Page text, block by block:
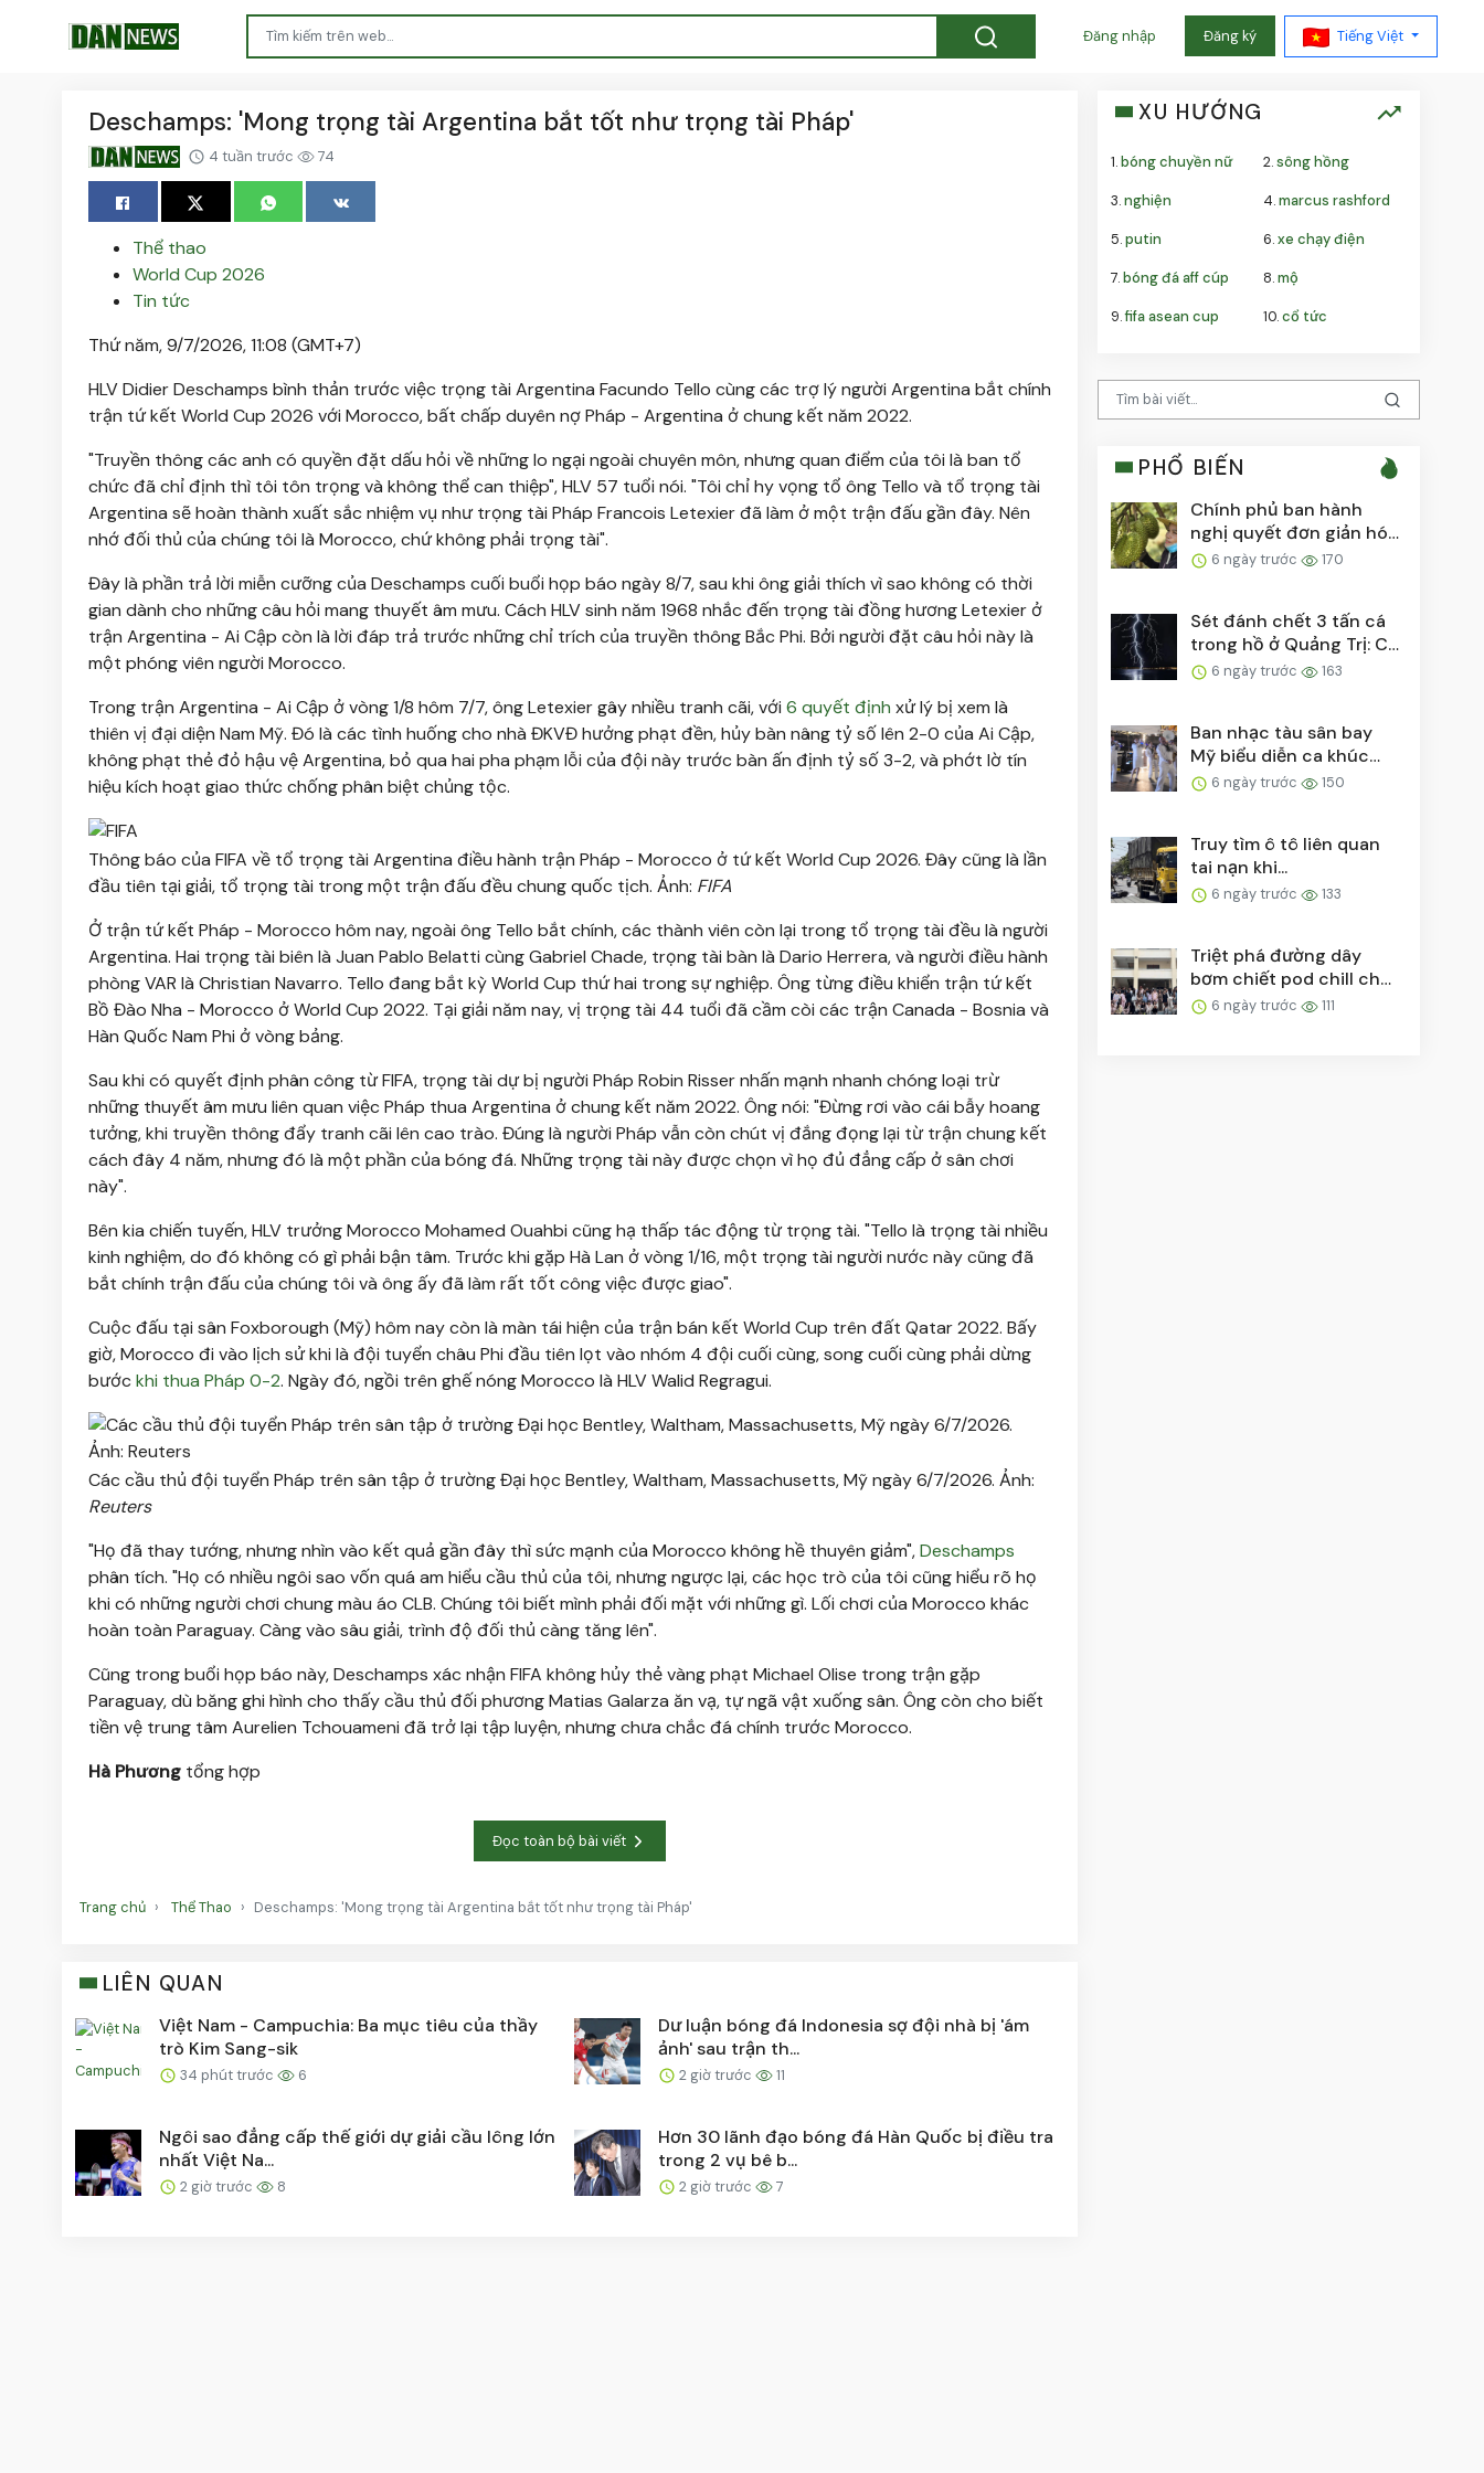
Đăng nhập Đăng ký Tiếng Việt
Deschamps: 'Mong trọng tài Argentina bắt tốt như trọng tài Pháp'
4 tuần trước 74
Thể thao
World Cup 2026
Tin tức
Thứ năm, 9/7/2026, 11:08 (GMT+7)
HLV Didier Deschamps bình thản trước việc trọng tài Argentina Facundo Tello cùng các trợ lý người Argentina bắt chính
trận tứ kết World Cup 2026 với Morocco, bất chấp duyên nợ Pháp - Argentina ở chung kết năm 2022.
"Truyền thông các anh có quyền đặt dấu hỏi về những lo ngại ngoài chuyên môn, nhưng quan điểm của tôi là ban tổ
chức đã chỉ định thì tôi tôn trọng và không thể can thiệp", HLV 57 tuổi nói. "Tôi chỉ hy vọng tổ ông Tello và tổ trọng tài
Argentina sẽ hoàn thành xuất sắc nhiệm vụ như trọng tài Pháp Francois Letexier đã làm ở một trận đấu gần đây. Nên
nhớ đối thủ của chúng tôi là Morocco, chứ không phải trọng tài".
Đây là phần trả lời miễn cưỡng của Deschamps cuối buổi họp báo ngày 8/7, sau khi ông giải thích vì sao không có thời
gian dành cho những câu hỏi mang thuyết âm mưu. Cách HLV sinh năm 1968 nhắc đến trọng tài đồng hương Letexier ở
trận Argentina - Ai Cập còn là lời đáp trả trước những chỉ trích của truyền thông Bắc Phi. Bởi người đặt câu hỏi này là
một phóng viên người Morocco.
Trong trận Argentina - Ai Cập ở vòng 1/8 hôm 7/7, ông Letexier gây nhiều tranh cãi, với 6 quyết định xử lý bị xem là
thiên vị đại diện Nam Mỹ. Đó là các tình huống cho nhà ĐKVĐ hưởng phạt đền, hủy bàn nâng tỷ số lên 2-0 của Ai Cập,
không phạt thẻ đỏ hậu vệ Argentina, bỏ qua hai pha phạm lỗi của đội này trước bàn ấn định tỷ số 3-2, và phớt lờ tín
hiệu kích hoạt giao thức chống phân biệt chủng tộc.
Thông báo của FIFA về tổ trọng tài Argentina điều hành trận Pháp - Morocco ở tứ kết World Cup 2026. Đây cũng là lần
đầu tiên tại giải, tổ trọng tài trong một trận đấu đều chung quốc tịch. Ảnh: FIFA
Ở trận tứ kết Pháp - Morocco hôm nay, ngoài ông Tello bắt chính, các thành viên còn lại trong tổ trọng tài đều là người
Argentina. Hai trọng tài biên là Juan Pablo Belatti cùng Gabriel Chade, trọng tài bàn là Dario Herrera, và người điều hành
phòng VAR là Christian Navarro. Tello đang bắt kỳ World Cup thứ hai trong sự nghiệp. Ông từng điều khiển trận tứ kết
Bồ Đào Nha - Morocco ở World Cup 2022. Tại giải năm nay, vị trọng tài 44 tuổi đã cầm còi các trận Canada - Bosnia và
Hàn Quốc Nam Phi ở vòng bảng.
Sau khi có quyết định phân công từ FIFA, trọng tài dự bị người Pháp Robin Risser nhấn mạnh nhanh chóng loại trừ
những thuyết âm mưu liên quan việc Pháp thua Argentina ở chung kết năm 2022. Ông nói: "Đừng rơi vào cái bẫy hoang
tưởng, khi truyền thông đẩy tranh cãi lên cao trào. Đúng là người Pháp vẫn còn chút vị đắng đọng lại từ trận chung kết
cách đây 4 năm, nhưng đó là một phần của bóng đá. Những trọng tài này được chọn vì họ đủ đẳng cấp ở sân chơi
này".
Bên kia chiến tuyến, HLV trưởng Morocco Mohamed Ouahbi cũng hạ thấp tác động từ trọng tài. "Tello là trọng tài nhiều
kinh nghiệm, do đó không có gì phải bận tâm. Trước khi gặp Hà Lan ở vòng 1/16, một trọng tài người nước này cũng đã
bắt chính trận đấu của chúng tôi và ông ấy đã làm rất tốt công việc được giao".
Cuộc đấu tại sân Foxborough (Mỹ) hôm nay còn là màn tái hiện của trận bán kết World Cup trên đất Qatar 2022. Bấy
giờ, Morocco đi vào lịch sử khi là đội tuyển châu Phi đầu tiên lọt vào nhóm 4 đội cuối cùng, song cuối cùng phải dừng
bướckhi thua Pháp 0-2. Ngày đó, ngồi trên ghế nóng Morocco là HLV Walid Regragui.
Các cầu thủ đội tuyển Pháp trên sân tập ở trường Đại học Bentley, Waltham, Massachusetts, Mỹ ngày 6/7/2026. Ảnh:
Reuters
"Họ đã thay tướng, nhưng nhìn vào kết quả gần đây thì sức mạnh của Morocco không hề thuyên giảm",Deschamps
phân tích. "Họ có nhiều ngôi sao vốn quá am hiểu cầu thủ của tôi, nhưng ngược lại, các học trò của tôi cũng hiểu rõ họ
khi có những người chơi chung màu áo CLB. Chúng tôi biết mình phải đối mặt với những gì. Lối chơi của Morocco khác
hoàn toàn Paraguay. Càng vào sâu giải, trình độ đối thủ càng tăng lên".
Cũng trong buổi họp báo này, Deschamps xác nhận FIFA không hủy thẻ vàng phạt Michael Olise trong trận gặp
Paraguay, dù băng ghi hình cho thấy cầu thủ đối phương Matias Galarza ăn vạ, tự ngã vật xuống sân. Ông còn cho biết
tiền vệ trung tâm Aurelien Tchouameni đã trở lại tập luyện, nhưng chưa chắc đá chính trước Morocco.
Hà Phương tổng hợp
Đọc toàn bộ bài viết
Trang chủ Thể Thao Deschamps: 'Mong trọng tài Argentina bắt tốt như trọng tài Pháp'
LIÊN QUAN
Việt Nam - Campuchia: Ba mục tiêu của thầy
trò Kim Sang-sik
34 phút trước 6
Dư luận bóng đá Indonesia sợ đội nhà bị 'ám
ảnh' sau trận th...
2 giờ trước 11
Ngôi sao đẳng cấp thế giới dự giải cầu lông lớn
nhất Việt Na...
2 giờ trước 8
Hơn 30 lãnh đạo bóng đá Hàn Quốc bị điều tra
trong 2 vụ bê b...
2 giờ trước 7
XU HƯỚNG
1.bóng chuyền nữ 2.sông hồng
3.nghiện 4.marcus rashford
5.putin 6.xe chạy điện
7.bóng đá aff cúp 8.mộ
9.fifa asean cup 10.cổ tức
PHỔ BIẾN
Chính phủ ban hành
nghị quyết đơn giản hóa
thủ tục cấp mã số...
6 ngày trước 170
Sét đánh chết 3 tấn cá
trong hồ ở Quảng Trị: Có
thể sét đánh...
6 ngày trước 163
Ban nhạc tàu sân bay
Mỹ biểu diễn ca khúc
'Việt Nam ơi' bên ...
6 ngày trước 150
Truy tìm ô tô liên quan
tai nạn khi...
6 ngày trước 133
Triệt phá đường dây
bơm chiết pod chill chứa
ma...6 ngày trước 111